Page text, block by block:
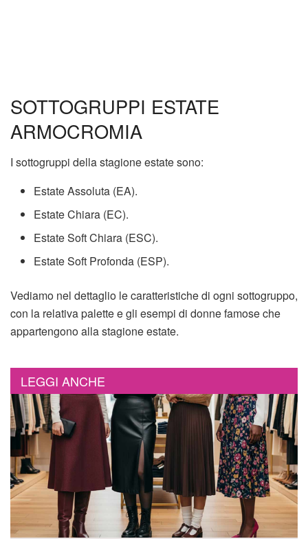
SOTTOGRUPPI ESTATE
ARMOCROMIA
I sottogruppi della stagione estate sono:
Estate Assoluta (EA).
Estate Chiara (EC).
Estate Soft Chiara (ESC).
Estate Soft Profonda (ESP).
Vediamo nel dettaglio le caratteristiche di ogni sottogruppo,
con la relativa palette e gli esempi di donne famose che
appartengono alla stagione estate.
LEGGI ANCHE